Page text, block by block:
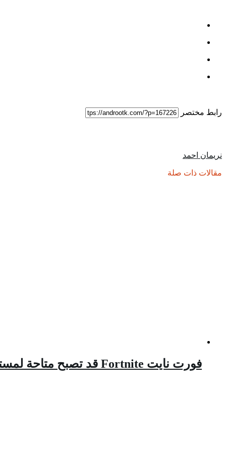
رابط مختصر
نريمان احمد
مقالات ذات صلة
فورت نايت Fortnite قد تصبح متاحة لمستخدمي أجهزة آبل و ميزة جديدة تضاف على اللعبة .